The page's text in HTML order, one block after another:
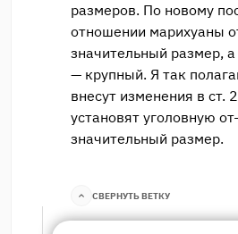
размеров. По новому
отношении марихуаны
значительный размер,
— крупный. Я так
внесут изменения в ст.
установят уголовную
значительный размер.
СВЕРНУТЬ ВЕТКУ